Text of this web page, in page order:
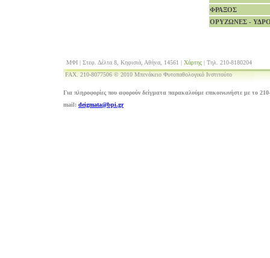
ΦΡΑΞΟΣ
ΟΡΥΖΩΝΕΣ -
ΜΦΙ | Στεφ. Δέλτα 8, Κηφισιά, Αθήνα, 14561 | Χάρτης | Τηλ. 210-8180204
FAX. 210-8077506 © 2010 Μπενάκειο Φυτοπαθολογικό Ινστιτούτο
Για πληροφορίες που αφορούν δείγματα παρακαλούμε επικοινωνήστε με το
mail: deigmata@bpi.gr